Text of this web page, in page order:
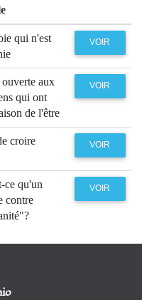
qui n'est
VOIR
aux
qui ont
de l'être
VOIR
croire VOIR
ce qu'un
contre
VOIR